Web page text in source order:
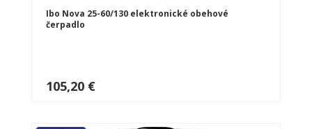
Ibo Nova 25-60/130 elektronické obehové
čerpadlo
105,20 €